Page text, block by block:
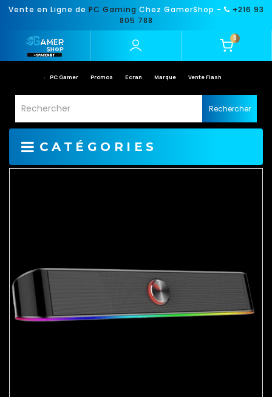
Vente en Ligne de PC Gaming Chez GamerShop -
+216 93
805 788
0
PC Gamer Promos Ecran Marque Vente Flash
Rechercher
CATÉGORIES